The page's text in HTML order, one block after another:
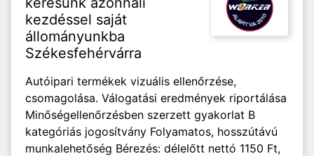
kezdéssel saját
állományunkba
Székesfehérvárra
Autóipari termékek vizuális ellenőrzése,
csomagolása. Válogatási eredmények riportálása
Minőségellenőrzésben szerzett gyakorlat B
kategóriás jogosítvány Folyamatos, hosszútávú
munkalehetőség Bérezés: délelőtt nettó 1150 Ft,